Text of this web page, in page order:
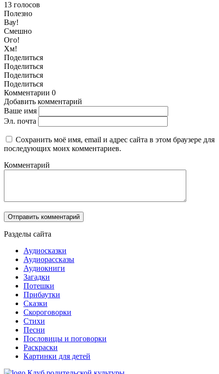
13 голосов
Полезно
Вау!
Смешно
Ого!
Хм!
Поделиться
Поделиться
Поделиться
Поделиться
Комментарии 0
Добавить комментарий
Ваше имя
Эл. почта
Сохранить моё имя, email и адрес сайта в этом браузере для
последующих моих комментариев.
Комментарий
Разделы сайта
Аудиосказки
Аудиорассказы
Аудиокниги
Загадки
Потешки
Прибаутки
Сказки
Скороговорки
Стихи
Песни
Пословицы и поговорки
Раскраски
Картинки для детей